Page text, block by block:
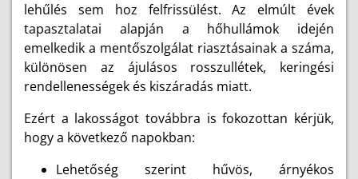
lehűlés sem hoz felfrissülést. Az elmúlt évek
tapasztalatai alapján a hőhullámok idején
emelkedik a mentőszolgálat riasztásainak a száma,
különösen az ájulásos rosszullétek, keringési
rendellenességek és kiszáradás miatt.
Ezért a lakosságot továbbra is fokozottan kérjük,
hogy a következő napokban:
Lehetőség szerint hűvös, árnyékos